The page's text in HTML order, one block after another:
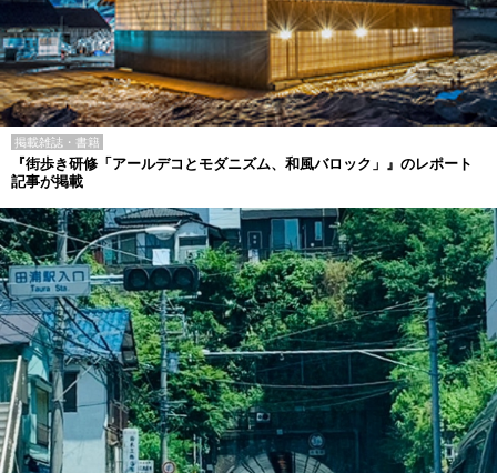
掲載雑誌・書籍
『街歩き研修「アールデコとモダニズム、和風バロック」』のレポート
記事が掲載